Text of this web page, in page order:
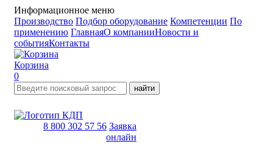
Информационное меню
Производство Подбор оборудование Компетенции По
применению ГлавнаяО компанииНовости и
событияКонтакты
Корзина
0
найти
8 800 302 57 56 Заявка
онлайн